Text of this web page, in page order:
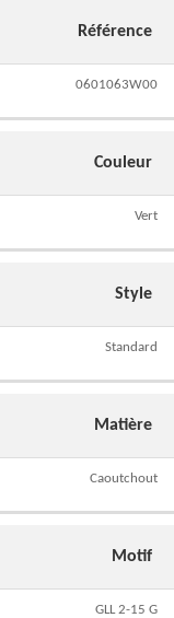
Référence
0601063W00
Couleur
Vert
Style
Standard
Matière
Caoutchout
Motif
GLL 2-15 G